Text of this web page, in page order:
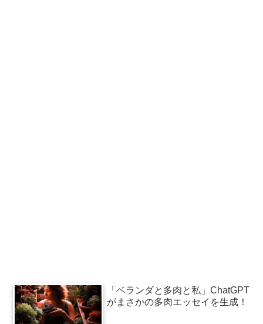
「ベランダと多肉と私」ChatGPT
がまさかの多肉エッセイを生成！